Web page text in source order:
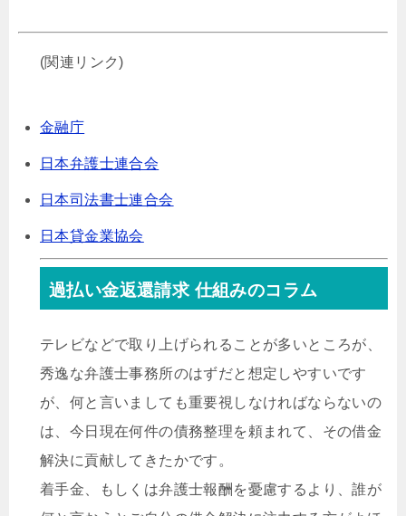
(関連リンク)
金融庁
日本弁護士連合会
日本司法書士連合会
日本貸金業協会
過払い金返還請求 仕組みのコラム
テレビなどで取り上げられることが多いところが、
秀逸な弁護士事務所のはずだと想定しやすいです
が、何と言いましても重要視しなければならないの
は、今日現在何件の債務整理を頼まれて、その借金
解決に貢献してきたかです。
着手金、もしくは弁護士報酬を憂慮するより、誰が